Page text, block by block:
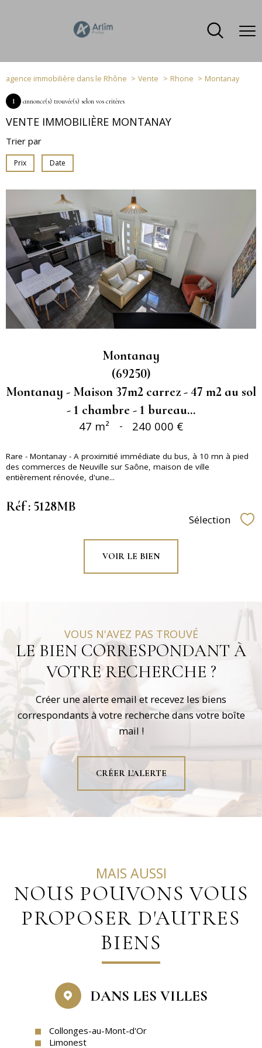
agence immobilière dans le Rhône Vente Rhone Montanay
1 annonce(s) trouvée(s) selon vos critères
VENTE IMMOBILIÈRE MONTANAY
Trier par
Prix Date
Montanay
(69250)
Montanay - Maison 37m2 carrez - 47 m2 au sol
- 1 chambre - 1 bureau...
47 m² - 240 000 €
Rare - Montanay - A proximitié immédiate du bus, à 10 mn à pied
des commerces de Neuville sur Saône, maison de ville
entièrement rénovée, d'une...
Réf : 5128MB
Sélection
VOIR LE BIEN
VOUS N'AVEZ PAS TROUVÉ
LE BIEN CORRESPONDANT À
VOTRE RECHERCHE ?
Créer une alerte email et recevez les biens
correspondants à votre recherche dans votre boîte
mail !
CRÉER L'ALERTE
MAIS AUSSI
NOUS POUVONS VOUS
PROPOSER D'AUTRES
BIENS
DANS LES VILLES
Collonges-au-Mont-d'Or
Limonest